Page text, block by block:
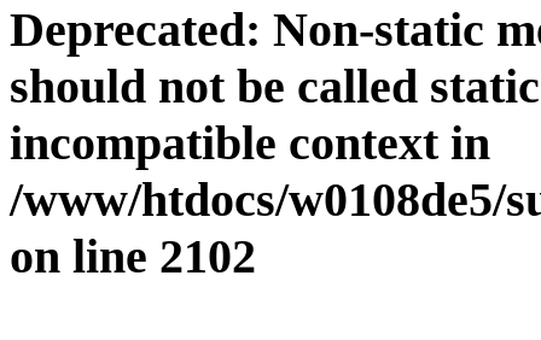
Deprecated: Non-static
should not be called
incompatible context in
/www/htdocs/w0108de5/
on line 2102